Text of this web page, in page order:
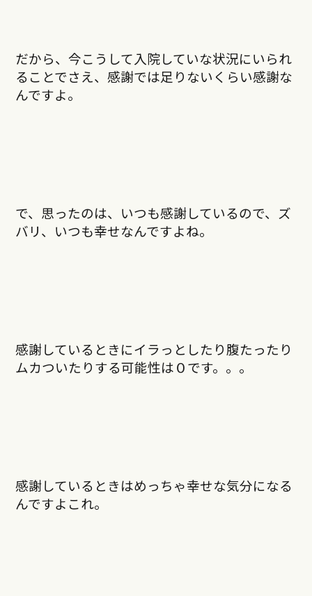
だから、今こうして入院していな状況にいられ
ることでさえ、感謝では足りないくらい感謝な
んですよ。
で、思ったのは、いつも感謝しているので、ズ
バリ、いつも幸せなんですよね。
感謝しているときにイラっとしたり腹たったり
ムカついたりする可能性は０です。。。
感謝しているときはめっちゃ幸せな気分になる
んですよこれ。